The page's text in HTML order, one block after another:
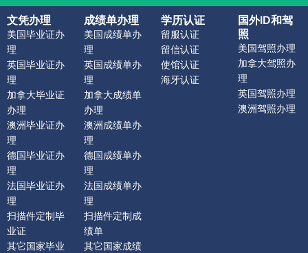
文凭办理
美国毕业证办
理
英国毕业证办
理
加拿大毕业证
办理
澳洲毕业证办
理
德国毕业证办
理
法国毕业证办
理
扫描件定制毕
业证
其它国家毕业
成绩单办理
美国成绩单办
理
英国成绩单办
理
加拿大成绩单
办理
澳洲成绩单办
理
德国成绩单办
理
法国成绩单办
理
扫描件定制成
绩单
其它国家成绩
学历认证
留服认证
留信认证
使馆认证
海牙认证
国外ID和驾
照
美国驾照办理
加拿大驾照办
理
英国驾照办理
澳洲驾照办理